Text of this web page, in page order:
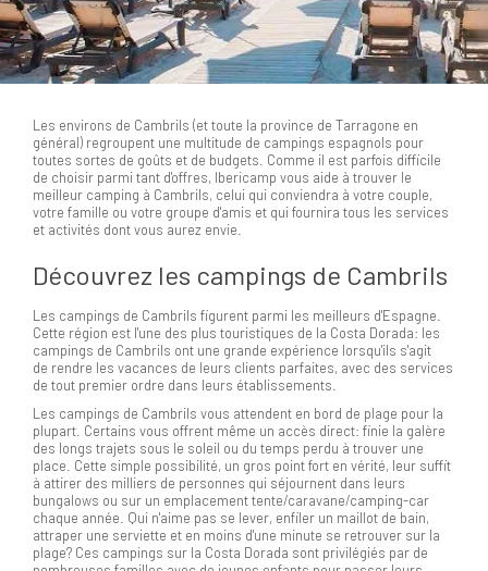
Les environs de Cambrils (et toute la province de Tarragone en
général) regroupent une multitude de campings espagnols pour
toutes sortes de goûts et de budgets. Comme il est parfois difficile
de choisir parmi tant d'offres, Ibericamp vous aide à trouver le
meilleur camping à Cambrils, celui qui conviendra à votre couple,
votre famille ou votre groupe d'amis et qui fournira tous les services
et activités dont vous aurez envie.
Découvrez les campings de Cambrils
Les campings de Cambrils figurent parmi les meilleurs d'Espagne.
Cette région est l'une des plus touristiques de la Costa Dorada: les
campings de Cambrils ont une grande expérience lorsqu'ils s'agit
de rendre les vacances de leurs clients parfaites, avec des services
de tout premier ordre dans leurs établissements.
Les campings de Cambrils vous attendent en bord de plage pour la
plupart. Certains vous offrent même un accès direct: finie la galère
des longs trajets sous le soleil ou du temps perdu à trouver une
place. Cette simple possibilité, un gros point fort en vérité, leur suffit
à attirer des milliers de personnes qui séjournent dans leurs
bungalows ou sur un emplacement tente/caravane/camping-car
chaque année. Qui n'aime pas se lever, enfiler un maillot de bain,
attraper une serviette et en moins d'une minute se retrouver sur la
plage? Ces campings sur la Costa Dorada sont privilégiés par de